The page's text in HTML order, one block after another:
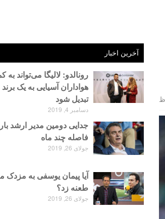
آخرین اخبار
رونالدو: لالیگا می‌تواند به
هواداران آسیایی به یک
تبدیل شود
دسامبر 4, 2019
جدایی دومین مدیر ارشد
فاصله چند ماه
جولای 26, 2019
آیا پیمان یوسفی به مزدک
طعنه زد؟
جولای 26, 2019